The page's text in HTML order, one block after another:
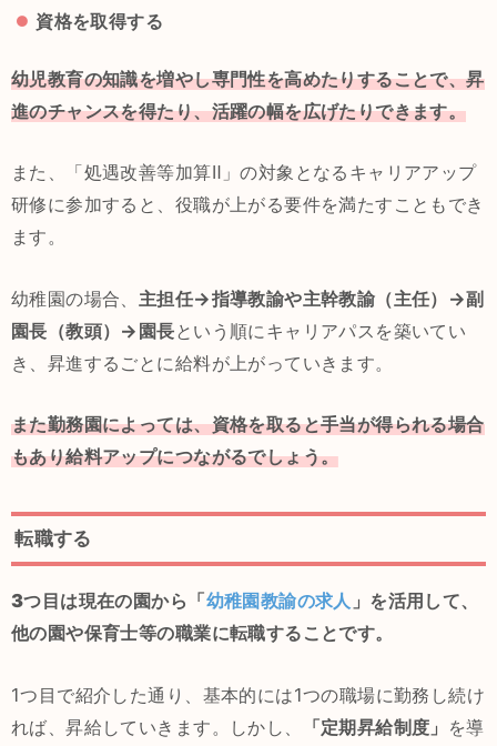
資格を取得する
幼児教育の知識を増やし専門性を高めたりすることで、昇
進のチャンスを得たり、活躍の幅を広げたりできます。
また、「処遇改善等加算Ⅱ」の対象となるキャリアアップ
研修に参加すると、役職が上がる要件を満たすこともでき
ます。
幼稚園の場合、 主担任→指導教諭や主幹教諭（主任）→副
園長（教頭）→園長という順にキャリアパスを築いてい
き、昇進するごとに給料が上がっていきます。
また勤務園によっては、資格を取ると手当が得られる場合
もあり給料アップにつながるでしょう。
転職する
3つ目は現在の園から「幼稚園教諭の求人 」を活用して、
他の園や保育士等の職業に転職することです。
1つ目で紹介した通り、基本的には1つの職場に勤務し続け
れば、昇給していきます。しかし、
「定期昇給制度」 を導